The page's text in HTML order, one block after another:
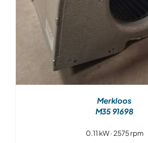
Merkloos
M35 91698
0.11 kW · 2575 rpm